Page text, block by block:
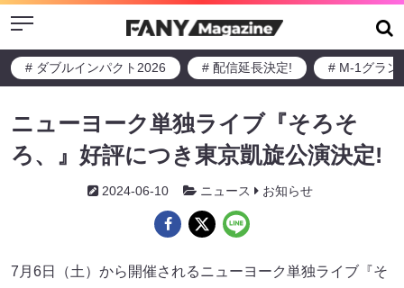
Menu
# ダブルインパクト2026 # 配信延長決定! # M-1グラン
ニューヨーク単独ライブ『そろそ
ろ、』好評につき東京凱旋公演決定!
2024-06-10 ニュース お知らせ
7月6日（土）から開催されるニューヨーク単独ライブ『そ